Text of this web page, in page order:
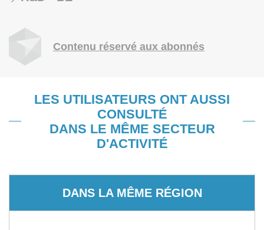
Contenu réservé aux abonnés
LES UTILISATEURS ONT AUSSI
CONSULTÉ
DANS LE MÊME SECTEUR
D'ACTIVITÉ
DANS LA MÊME RÉGION